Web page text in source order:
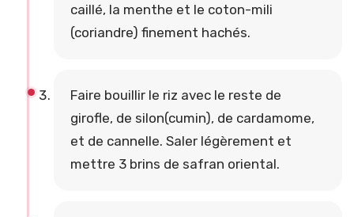
caillé, la menthe et le coton-mili
(coriandre) finement hachés.
Faire bouillir le riz avec le reste de
girofle, de silon(cumin), de cardamome,
et de cannelle. Saler légèrement et
mettre 3 brins de safran oriental.